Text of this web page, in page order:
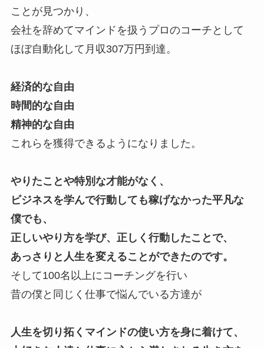
ことが見つかり、
会社を辞めてマインドを扱うプロのコーチとして
ほぼ自動化して月収307万円到達。
経済的な自由
時間的な自由
精神的な自由
これらを獲得できるようになりました。
やりたことや特別な才能がなく、
ビジネスを学んで行動しても稼げなかった平凡な
僕でも、
正しいやり方を学び、正しく行動したことで、
あっさりと人生を変えることができたのです。
そして100名以上にコーチングを行い
昔の僕と同じく仕事で悩んでいる方達が
人生を切り拓くマインドの使い方を身に着けて、